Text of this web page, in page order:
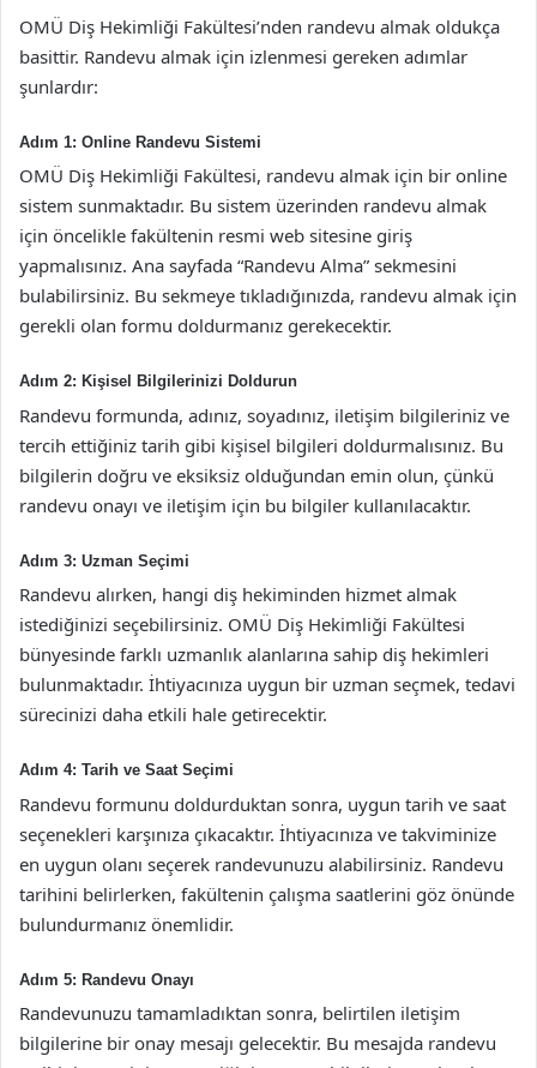
OMÜ Diş Hekimliği Fakültesi’nden randevu almak oldukça
basittir. Randevu almak için izlenmesi gereken adımlar
şunlardır:
Adım 1: Online Randevu Sistemi
OMÜ Diş Hekimliği Fakültesi, randevu almak için bir online
sistem sunmaktadır. Bu sistem üzerinden randevu almak
için öncelikle fakültenin resmi web sitesine giriş
yapmalısınız. Ana sayfada “Randevu Alma” sekmesini
bulabilirsiniz. Bu sekmeye tıkladığınızda, randevu almak için
gerekli olan formu doldurmanız gerekecektir.
Adım 2: Kişisel Bilgilerinizi Doldurun
Randevu formunda, adınız, soyadınız, iletişim bilgileriniz ve
tercih ettiğiniz tarih gibi kişisel bilgileri doldurmalısınız. Bu
bilgilerin doğru ve eksiksiz olduğundan emin olun, çünkü
randevu onayı ve iletişim için bu bilgiler kullanılacaktır.
Adım 3: Uzman Seçimi
Randevu alırken, hangi diş hekiminden hizmet almak
istediğinizi seçebilirsiniz. OMÜ Diş Hekimliği Fakültesi
bünyesinde farklı uzmanlık alanlarına sahip diş hekimleri
bulunmaktadır. İhtiyacınıza uygun bir uzman seçmek, tedavi
sürecinizi daha etkili hale getirecektir.
Adım 4: Tarih ve Saat Seçimi
Randevu formunu doldurduktan sonra, uygun tarih ve saat
seçenekleri karşınıza çıkacaktır. İhtiyacınıza ve takviminize
en uygun olanı seçerek randevunuzu alabilirsiniz. Randevu
tarihini belirlerken, fakültenin çalışma saatlerini göz önünde
bulundurmanız önemlidir.
Adım 5: Randevu Onayı
Randevunuzu tamamladıktan sonra, belirtilen iletişim
bilgilerine bir onay mesajı gelecektir. Bu mesajda randevu